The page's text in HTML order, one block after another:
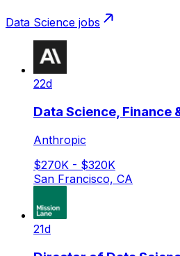
Data Science jobs
22d
Data Science, Finance
Anthropic
$270K - $320K
San Francisco, CA
21d